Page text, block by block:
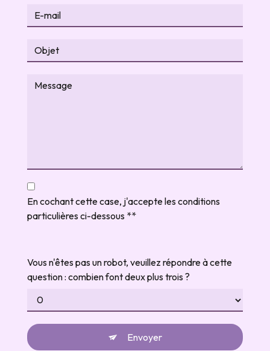
En cochant cette case, j'accepte les conditions
particulières ci-dessous **
Vous n'êtes pas un robot, veuillez répondre à cette
question : combien font deux plus trois ?
Envoyer